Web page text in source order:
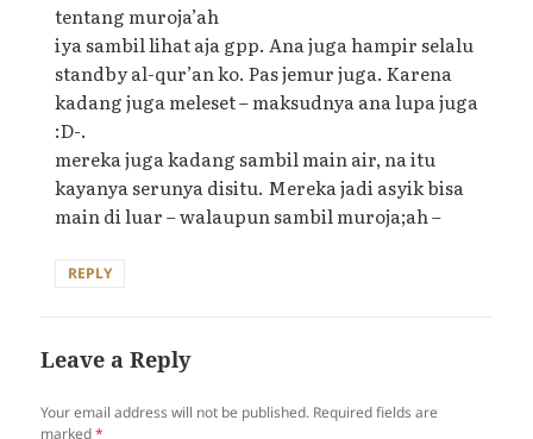
tentang muroja’ah
iya sambil lihat aja gpp. Ana juga hampir selalu
standby al-qur’an ko. Pas jemur juga. Karena
kadang juga meleset – maksudnya ana lupa juga
:D-.
mereka juga kadang sambil main air, na itu
kayanya serunya disitu. Mereka jadi asyik bisa
main di luar – walaupun sambil muroja;ah –
REPLY
Leave a Reply
Your email address will not be published. Required fields are
marked*